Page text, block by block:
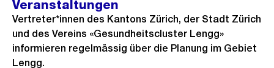
Veranstaltungen
Vertreter*innen des Kantons Zürich, der Stadt Zürich
und des Vereins «Gesundheitscluster Lengg»
informieren regelmässig über die Planung im Gebiet
Lengg.